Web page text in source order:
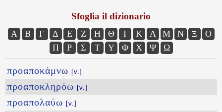
Sfoglia il dizionario
Α Β Γ Δ Ε Ζ Η Θ Ι Κ Λ Μ Ν Ξ
Ο
Π
Ρ Σ Τ Υ Φ Χ Ψ Ω
προαποκάμνω [v.]
προαποκληρόω [v.]
προαπολαύω [v.]